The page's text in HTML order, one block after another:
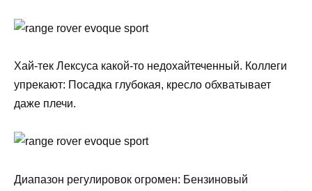
Хай-тек Лексуса какой-то недохайтеченный. Коллеги
упрекают: Посадка глубокая, кресло обхватывает
даже плечи.
Диапазон регулировок огромен: Бензиновый